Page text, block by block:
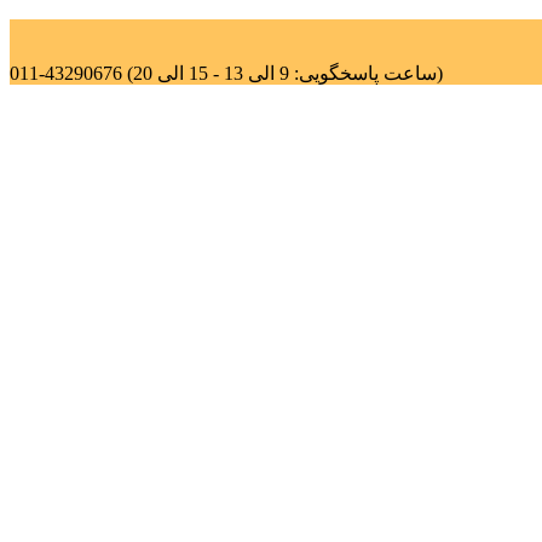
011-43290676 (ساعت پاسخگویی: 9 الی 13 - 15 الی 20)